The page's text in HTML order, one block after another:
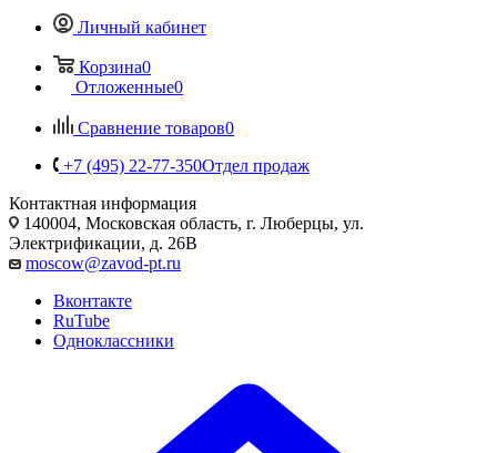
Личный кабинет
Корзина0
Отложенные0
Сравнение товаров0
+7 (495) 22-77-350Отдел продаж
Контактная информация
140004, Московская область, г. Люберцы, ул.
Электрификации, д. 26В
moscow@zavod-pt.ru
Вконтакте
RuTube
Одноклассники